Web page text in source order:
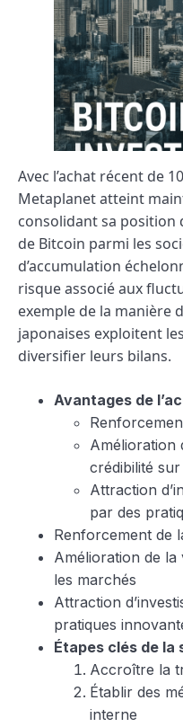
Avec l’achat récent de
Metaplanet atteint
consolidant sa position
de Bitcoin parmi les
d’accumulation
risque associé aux
exemple de la manière
japonaises exploitent
diversifier leurs bilans.
Avantages de
Amélioration
crédibilité
Attraction
par des
Renforcement de
Amélioration de la
les marchés
Attraction
pratiques
Étapes clés de la
Accroître la
Établir des
interne